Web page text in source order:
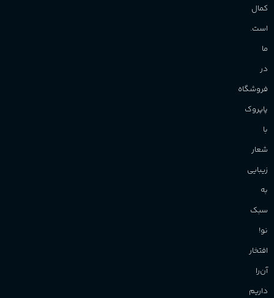
کمال
است.
ما
در
فروشگاه
پاپروک
با
شعار
زیبایی
به
سبک
نو!
افتخار
آن‌را
داریم